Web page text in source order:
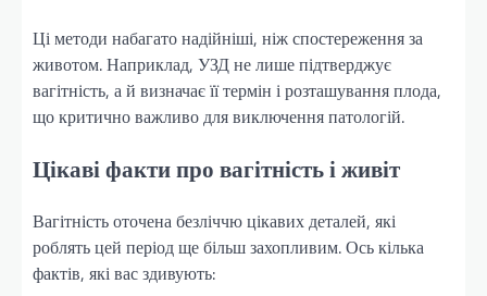
Ці методи набагато надійніші, ніж спостереження за
животом. Наприклад, УЗД не лише підтверджує
вагітність, а й визначає її термін і розташування плода,
що критично важливо для виключення патологій.
Цікаві факти про вагітність і живіт
Вагітність оточена безліччю цікавих деталей, які
роблять цей період ще більш захопливим. Ось кілька
фактів, які вас здивують: